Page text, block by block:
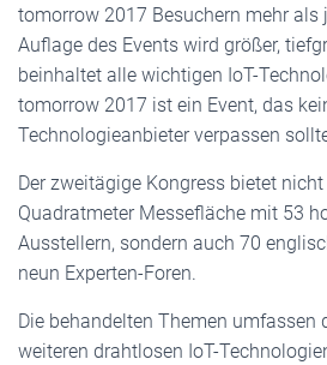
tomorrow 2017 Besuchern mehr als
Auflage des Events wird größer,
beinhaltet alle wichtigen IoT-
tomorrow 2017 ist ein Event, das
Technologieanbieter verpassen
Der zweitägige Kongress bietet
Quadratmeter Messefläche mit 53
Ausstellern, sondern auch 70
neun Experten-Foren.
Die behandelten Themen umfassen
weiteren drahtlosen IoT-